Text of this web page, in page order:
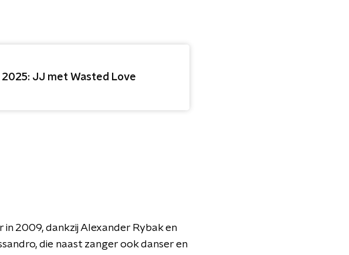
JJ met Wasted Love
2009, dankzij Alexander Rybak en
die naast zanger ook danser en